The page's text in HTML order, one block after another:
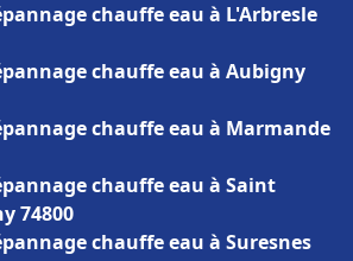
chauffe eau à L'Arbresle
chauffe eau à Aubigny
chauffe eau à Marmande
chauffe eau à Saint
74800
chauffe eau à Suresnes